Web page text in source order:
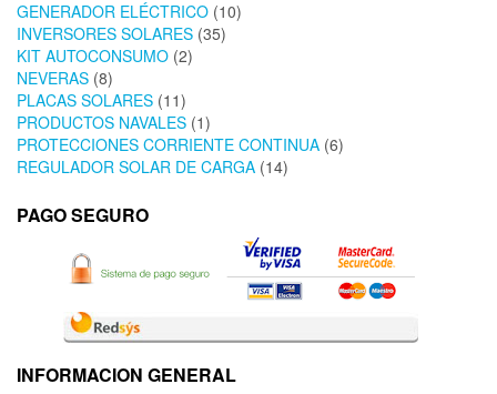
GENERADOR ELÉCTRICO (10)
INVERSORES SOLARES (35)
KIT AUTOCONSUMO (2)
NEVERAS (8)
PLACAS SOLARES (11)
PRODUCTOS NAVALES (1)
PROTECCIONES CORRIENTE CONTINUA (6)
REGULADOR SOLAR DE CARGA (14)
PAGO SEGURO
INFORMACION GENERAL